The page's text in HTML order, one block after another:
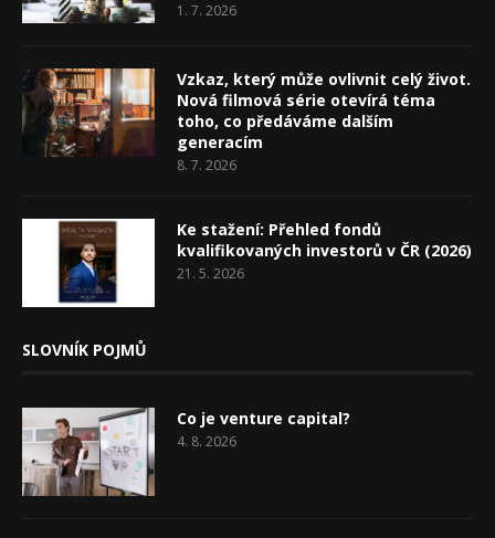
1. 7. 2026
Vzkaz, který může ovlivnit celý život.
Nová filmová série otevírá téma
toho, co předáváme dalším
generacím
8. 7. 2026
Ke stažení: Přehled fondů
kvalifikovaných investorů v ČR (2026)
21. 5. 2026
SLOVNÍK POJMŮ
Co je venture capital?
4. 8. 2026